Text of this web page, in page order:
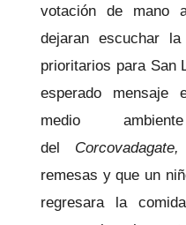
votación de mano
dejaran escuchar
prioritarios para San
esperado mensaje
medio
del
Corcovadagate,
remesas y que un
regresara la